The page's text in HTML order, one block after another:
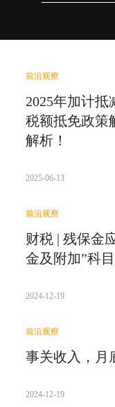
前沿观察
2025年加计抵
税额抵免政策
解析！
2025-06-13
前沿观察
财税 | 残保金
金及附加”科
2024-12-19
前沿观察
事关收入，月
2024-12-19